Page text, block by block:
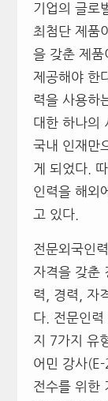
기업의 글로
최첨단 제품
을 갖춘 제품
제공해야 한
력을 사용하
대한 하나의
국내 인재만
게 되었다.
인력을 해외
고 있다.
전문외국인
자격을 갖춘
력, 경력, 자
다. 전문인
지 7가지 유
어민 강사
전수를 위한